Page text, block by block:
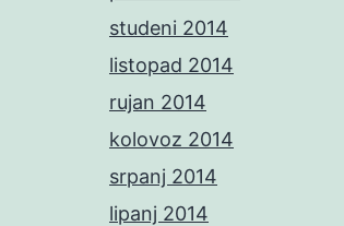
studeni 2014
listopad 2014
rujan 2014
kolovoz 2014
srpanj 2014
lipanj 2014